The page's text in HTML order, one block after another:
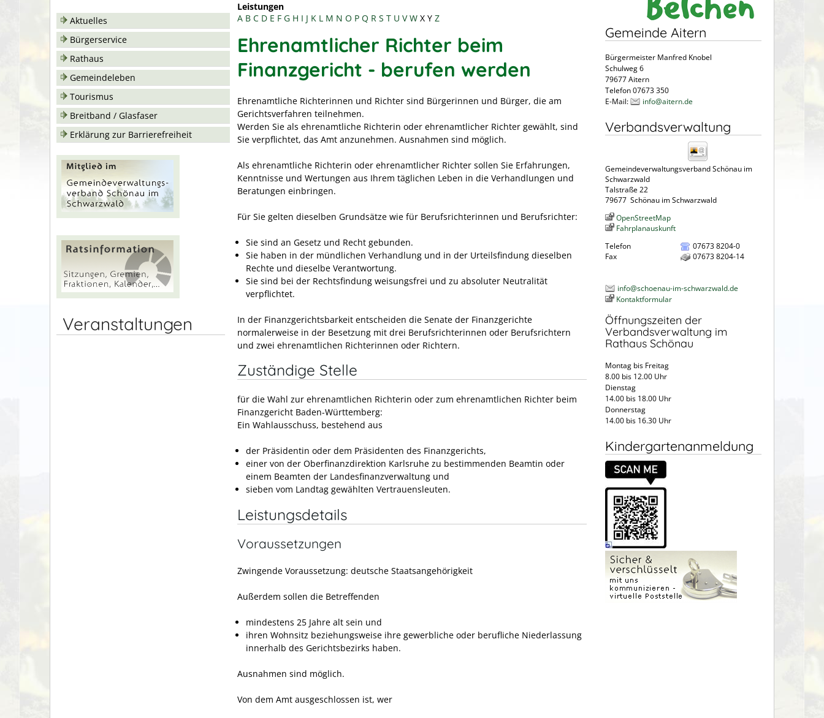
Aktuelles
Bürgerservice
Rathaus
Gemeindeleben
Tourismus
Breitband / Glasfaser
Erklärung zur Barrierefreiheit
Veranstaltungen
Leistungen
A B C D E F G H I J K L M N O P Q R S T U V W X Y Z
Ehrenamtlicher Richter beim
Finanzgericht - berufen werden
Ehrenamtliche Richterinnen und Richter sind Bürgerinnen und Bürger, die am
Gerichtsverfahren teilnehmen.
Werden Sie als ehrenamtliche Richterin oder ehrenamtlicher Richter gewählt, sind
Sie verpflichtet, das Amt anzunehmen. Ausnahmen sind möglich.
Als ehrenamtliche Richterin oder ehrenamtlicher Richter sollen Sie Erfahrungen,
Kenntnisse und Wertungen aus Ihrem täglichen Leben in die Verhandlungen und
Beratungen einbringen.
Für Sie gelten dieselben Grundsätze wie für Berufsrichterinnen und Berufsrichter:
Sie sind an Gesetz und Recht gebunden.
Sie haben in der mündlichen Verhandlung und in der Urteilsfindung dieselben
Rechte und dieselbe Verantwortung.
Sie sind bei der Rechtsfindung weisungsfrei und zu absoluter Neutralität
verpflichtet.
In der Finanzgerichtsbarkeit entscheiden die Senate der Finanzgerichte
normalerweise in der Besetzung mit drei Berufsrichterinnen oder Berufsrichtern
und zwei ehrenamtlichen Richterinnen oder Richtern.
Zuständige Stelle
für die Wahl zur ehrenamtlichen Richterin oder zum ehrenamtlichen Richter beim
Finanzgericht Baden-Württemberg:
Ein Wahlausschuss, bestehend aus
der Präsidentin oder dem Präsidenten des Finanzgerichts,
einer von der Oberfinanzdirektion Karlsruhe zu bestimmenden Beamtin oder
einem Beamten der Landesfinanzverwaltung und
sieben vom Landtag gewählten Vertrauensleuten.
Leistungsdetails
Voraussetzungen
Zwingende Voraussetzung: deutsche Staatsangehörigkeit
Außerdem sollen die Betreffenden
mindestens 25 Jahre alt sein und
ihren Wohnsitz beziehungsweise ihre gewerbliche oder berufliche Niederlassung
innerhalb des Gerichtsbezirks haben.
Ausnahmen sind möglich.
Von dem Amt ausgeschlossen ist, wer
Gemeinde Aitern
Bürgermeister Manfred Knobel
Schulweg 6
79677 Aitern
Telefon 07673 350
E-Mail:
info@aitern.de
Verbandsverwaltung
Gemeindeverwaltungsverband Schönau im
Schwarzwald
Talstraße 22
79677 Schönau im Schwarzwald
OpenStreetMap
Fahrplanauskunft
Telefon
07673 8204-0
Fax
07673 8204-14
info@schoenau-im-schwarzwald.de
Kontaktformular
Öffnungszeiten der
Verbandsverwaltung im
Rathaus Schönau
Montag bis Freitag
8.00 bis 12.00 Uhr
Dienstag
14.00 bis 18.00 Uhr
Donnerstag
14.00 bis 16.30 Uhr
Kindergartenanmeldung